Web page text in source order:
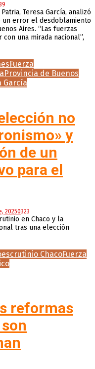
Teresa García, analizó
error el desdoblamiento
Aires. “Las fuerzas
una mirada nacional”,
Fuerza
Provincia de Buenos
García
no
y
de un
para el
20250323
en Chaco y la
tras una elección
escrutinio ChacoFuerza
reformas